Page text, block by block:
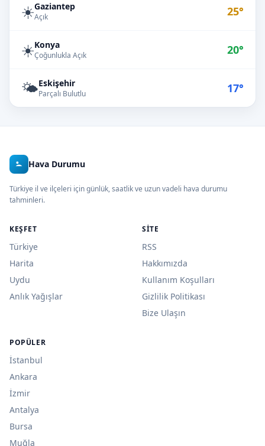
☀️Gaziantep
Açık 25°
☀️Konya
Çoğunlukla Açık 20°
🌤️Eskişehir
Parçalı Bulutlu 17°
Hava Durumu
Türkiye il ve ilçeleri için günlük, saatlik ve uzun vadeli hava durumu
tahminleri.
KEŞFET
Türkiye
Harita
Uydu
Anlık Yağışlar
SITE
RSS
Hakkımızda
Kullanım Koşulları
Gizlilik Politikası
Bize Ulaşın
POPÜLER
İstanbul
Ankara
İzmir
Antalya
Bursa
Muğla